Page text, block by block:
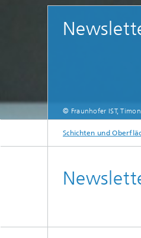
© Fraunhofer IST,
Schichten und